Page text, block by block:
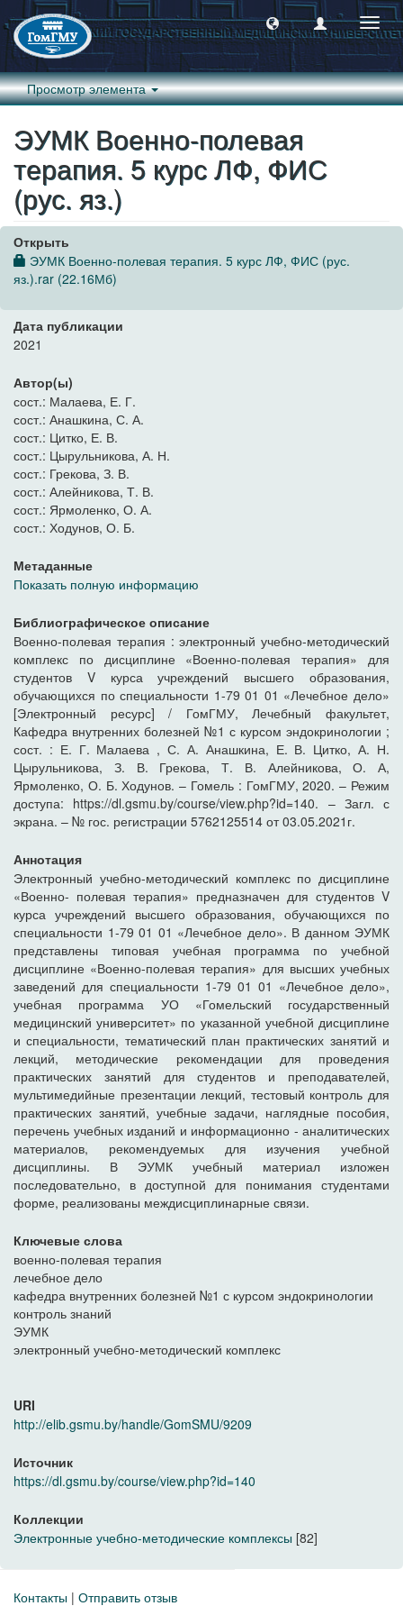
Просмотр элемента
ЭУМК Военно-полевая
терапия. 5 курс ЛФ, ФИС
(рус. яз.)
Открыть
ЭУМК Военно-полевая терапия. 5 курс ЛФ, ФИС (рус.
яз.).rar (22.16Мб)
Дата публикации
2021
Автор(ы)
сост.: Малаева, Е. Г.
сост.: Анашкина, С. А.
сост.: Цитко, Е. В.
сост.: Цырульникова, А. Н.
сост.: Грекова, З. В.
сост.: Алейникова, Т. В.
сост.: Ярмоленко, О. А.
сост.: Ходунов, О. Б.
Метаданные
Показать полную информацию
Библиографическое описание
Военно-полевая терапия : электронный учебно-методический
комплекс по дисциплине «Военно-полевая терапия» для
студентов V курса учреждений высшего образования,
обучающихся по специальности 1-79 01 01 «Лечебное дело»
[Электронный ресурс] / ГомГМУ, Лечебный факультет,
Кафедра внутренних болезней №1 с курсом эндокринологии ;
сост. : Е. Г. Малаева , С. А. Анашкина, Е. В. Цитко, А. Н.
Цырульникова, З. В. Грекова, Т. В. Алейникова, О. А,
Ярмоленко, О. Б. Ходунов. – Гомель : ГомГМУ, 2020. – Режим
доступа: https://dl.gsmu.by/course/view.php?id=140. – Загл. с
экрана. – № гос. регистрации 5762125514 от 03.05.2021г.
Аннотация
Электронный учебно-методический комплекс по дисциплине
«Военно- полевая терапия» предназначен для студентов V
курса учреждений высшего образования, обучающихся по
специальности 1-79 01 01 «Лечебное дело». В данном ЭУМК
представлены типовая учебная программа по учебной
дисциплине «Военно-полевая терапия» для высших учебных
заведений для специальности 1-79 01 01 «Лечебное дело»,
учебная программа УО «Гомельский государственный
медицинский университет» по указанной учебной дисциплине
и специальности, тематический план практических занятий и
лекций, методические рекомендации для проведения
практических занятий для студентов и преподавателей,
мультимедийные презентации лекций, тестовый контроль для
практических занятий, учебные задачи, наглядные пособия,
перечень учебных изданий и информационно - аналитических
материалов, рекомендуемых для изучения учебной
дисциплины. В ЭУМК учебный материал изложен
последовательно, в доступной для понимания студентами
форме, реализованы междисциплинарные связи.
Ключевые слова
военно-полевая терапия
лечебное дело
кафедра внутренних болезней №1 с курсом эндокринологии
контроль знаний
ЭУМК
электронный учебно-методический комплекс
URI
http://elib.gsmu.by/handle/GomSMU/9209
Источник
https://dl.gsmu.by/course/view.php?id=140
Коллекции
Электронные учебно-методические комплексы [82]
Контакты | Отправить отзыв